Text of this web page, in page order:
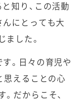
知り、この活動
んにとっても大
ました。
。日々の育児や
思えることの心
だからこそ、